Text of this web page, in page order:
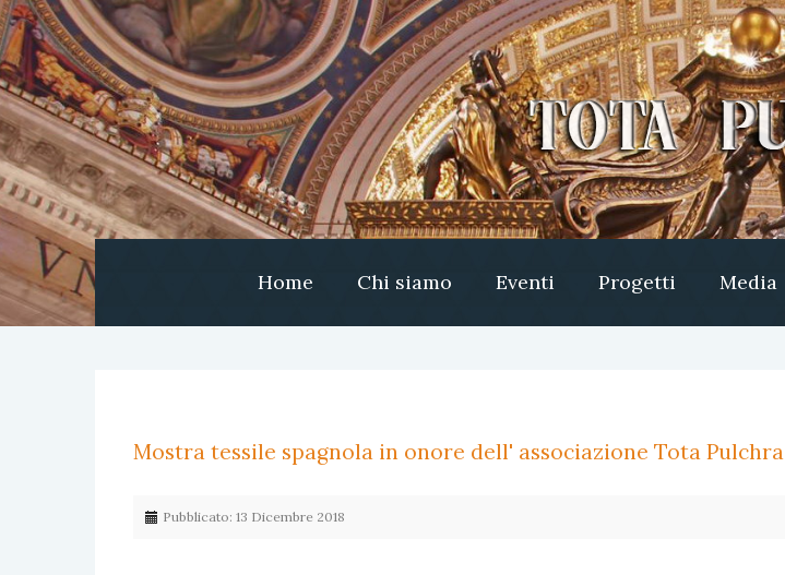
Home Chi siamo Eventi Progetti Media
Mostra tessile spagnola in onore dell' associazione Tota Pulchra
Pubblicato: 13 Dicembre 2018